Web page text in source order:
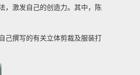
，激发自己的创造力。其中，陈
撰写的有关立体剪裁及服装打